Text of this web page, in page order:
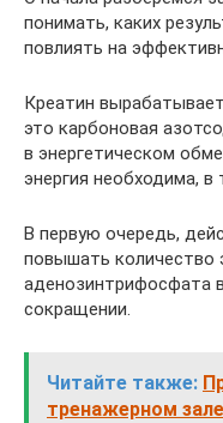
понимать, каких
повлиять на
Креатин
это карбоновая
в энергетическом
энергия необходима,
В первую очередь,
повышать количество
аденозинтрифосфата
сокращении.
Читайте также:
тренажерном